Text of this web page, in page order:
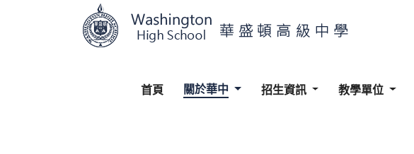
首頁 關於華中 招生資訊 教學單位